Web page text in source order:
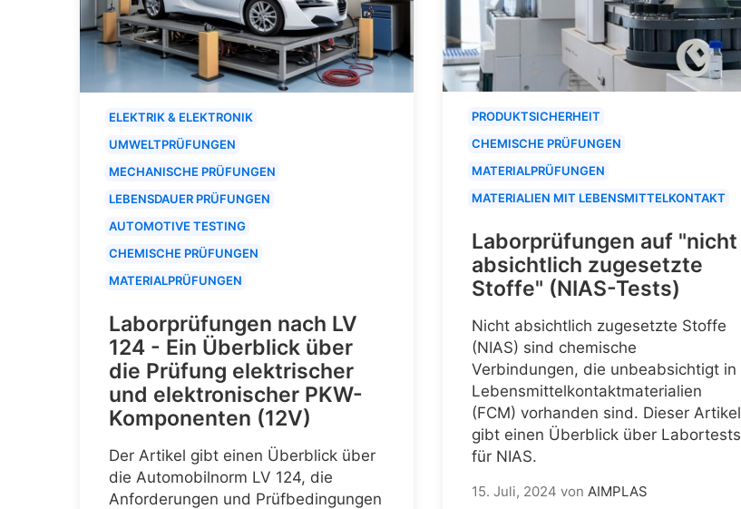
ELEKTRIK & ELEKTRONIK
UMWELTPRÜFUNGEN
MECHANISCHE PRÜFUNGEN
LEBENSDAUER PRÜFUNGEN
AUTOMOTIVE TESTING
CHEMISCHE PRÜFUNGEN
MATERIALPRÜFUNGEN
Laborprüfungen nach LV
124 - Ein Überblick über
die Prüfung elektrischer
und elektronischer PKW-
Komponenten (12V)
Der Artikel gibt einen Überblick über
die Automobilnorm LV 124, die
Anforderungen und Prüfbedingungen
PRODUKTSICHERHEIT
CHEMISCHE PRÜFUNGEN
MATERIALPRÜFUNGEN
MATERIALIEN MIT LEBENSMITTELKONTAKT
Laborprüfungen auf "nicht
absichtlich zugesetzte
Stoffe" (NIAS-Tests)
Nicht absichtlich zugesetzte Stoffe
(NIAS) sind chemische
Verbindungen, die unbeabsichtigt in
Lebensmittelkontaktmaterialien
(FCM) vorhanden sind. Dieser Artikel
gibt einen Überblick über Labortests
für NIAS.
15. Juli, 2024 von AIMPLAS